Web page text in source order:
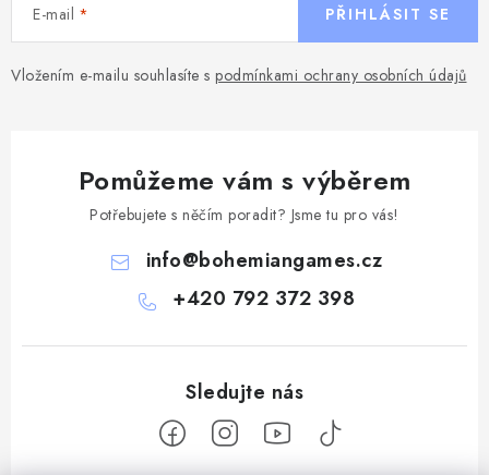
E-mail
Vložením e-mailu souhlasíte s podmínkami ochrany osobních údajů
PŘIHLÁSIT SE
Pomůžeme vám s výběrem
Potřebujete s něčím poradit? Jsme tu pro vás!
info@bohemiangames.cz
+420 792 372 398